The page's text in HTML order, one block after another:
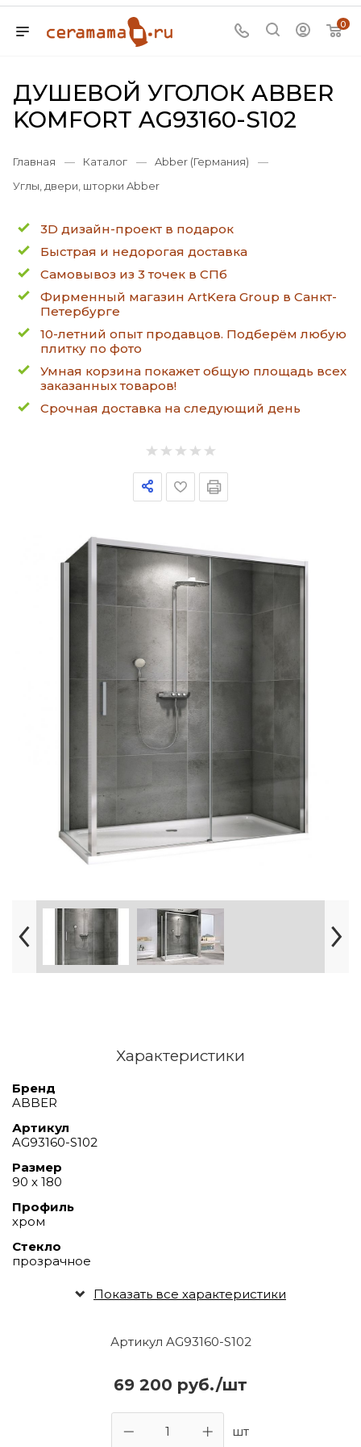
0
ДУШЕВОЙ УГОЛОК ABBER
KOMFORT AG93160-S102
Главная — Каталог — Abber (Германия)
—
Углы, двери, шторки Abber
3D дизайн-проект в подарок
Быстрая и недорогая доставка
Самовывоз из 3 точек в СПб
Фирменный магазин ArtKera Group в Санкт-
Петербурге
10-летний опыт продавцов. Подберём любую
плитку по фото
Умная корзина покажет общую площадь всех
заказанных товаров!
Срочная доставка на следующий день
Артикул AG93160-S102
69 200 руб./шт
шт
Характеристики
Бренд
ABBER
Артикул
AG93160-S102
Размер
90 х 180
Профиль
хром
Стекло
прозрачное
Показать все характеристики